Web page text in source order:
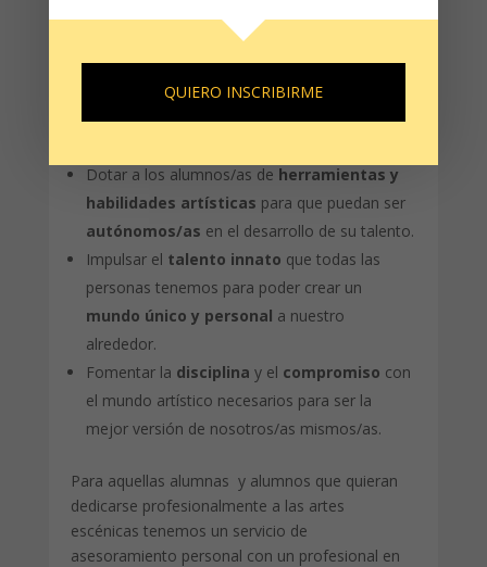
desde el apoyo y la
individualizada.
Crear ambientes agradables deconvivencia y
respetopara poder compartir el proceso de
Dotar a los alumnos/as de herramientas y
habilidades artísticas para que puedan ser
autónomos/as en el desarrollo de su talento.
Impulsar el talento innato que todas las
personas tenemos para poder crear un
mundo único y personal a nuestro
alrededor.
Fomentar la disciplina y el compromiso con
el mundo artístico necesarios para ser la
mejor versión de nosotros/as mismos/as.
Para aquellas alumnas y alumnos que quieran
dedicarse profesionalmente a las artes
escénicas tenemos un servicio de
asesoramiento personal con un profesional en
QUIERO INSCRIBIRME